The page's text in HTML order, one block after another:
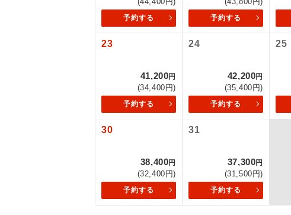
予約する 予約する
23
41,200円
(34,400円)
予約する
24
42,200円
(35,400円)
予約する
25
30
38,400円
(32,400円)
予約する
31
37,300円
(31,500円)
予約する
ご予約方法につい
ウェブ限定コース
絶景
温泉
大浴場
全食事付き
トラベルイヤホン